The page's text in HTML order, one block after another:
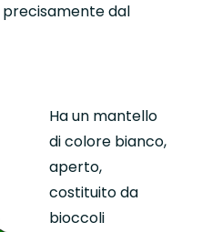
precisamente dal
Ha un mantello
di colore bianco,
aperto,
costituito da
bioccoli